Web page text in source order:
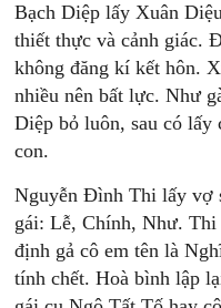
Bạch Diệp lấy Xuân
thiết thực và cảnh giác.
không đăng kí kết hôn.
nhiều nên bất lực. Như
Diệp bỏ luôn, sau có lấy
con.
Nguyễn Đình Thi lấy vợ
gái: Lễ, Chính, Như.
định gả cô em tên là
tính chết. Hoà bình lập